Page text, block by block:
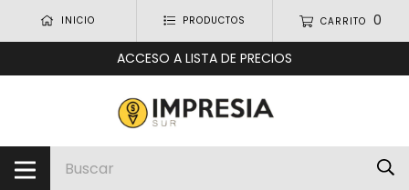
INICIO PRODUCTOS CARRITO 0
ACCESO A LISTA DE PRECIOS